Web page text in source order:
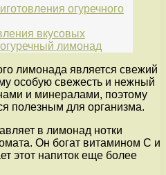
огуречного
вкусовых
лимонад
лимонада является свежий
особую свежесть и нежный
и минералами, поэтому
полезным для организма.
в лимонад нотки
Он богат витамином С и
этот напиток еще более